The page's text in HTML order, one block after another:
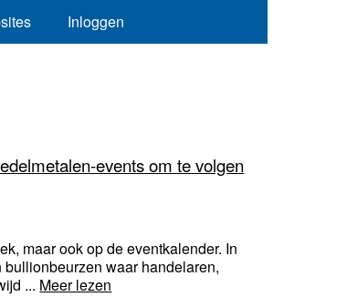
Inloggen
events om te volgen
maar ook op de eventkalender. In
waar handelaren,
... Meer lezen